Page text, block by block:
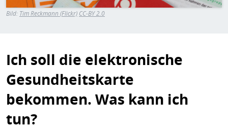
Bild: Tim Reckmann (Flickr) CC-BY 2.0
Ich soll die elektronische
Gesundheitskarte
bekommen. Was kann ich
tun?